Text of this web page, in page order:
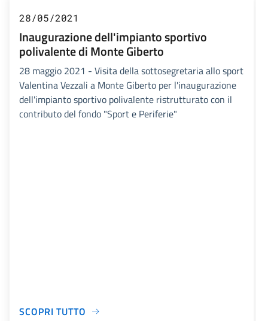
28/05/2021
Inaugurazione dell'impianto sportivo
polivalente di Monte Giberto
28 maggio 2021 - Visita della sottosegretaria allo sport
Valentina Vezzali a Monte Giberto per l'inaugurazione
dell'impianto sportivo polivalente ristrutturato con il
contributo del fondo "Sport e Periferie"
SCOPRI TUTTO